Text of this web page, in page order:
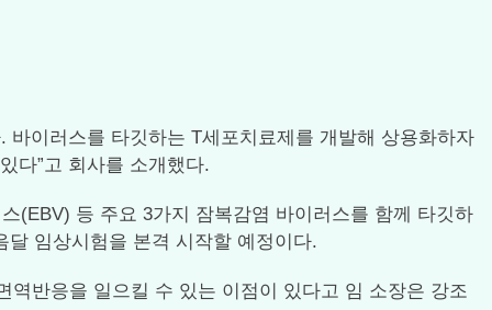
이러스를 타깃하는 T세포치료제를 개발해 상용화하자
다”고 회사를 소개했다.
(EBV) 등 주요 3가지 잠복감염 바이러스를 함께 타깃하
임상시험을 본격 시작할 예정이다.
반응을 일으킬 수 있는 이점이 있다고 임 소장은 강조